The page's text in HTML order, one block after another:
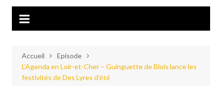
Accueil
Episode
L’Agenda en Loir-et-Cher – Guinguette de Blois lance les
festivités de Des Lyres d’été